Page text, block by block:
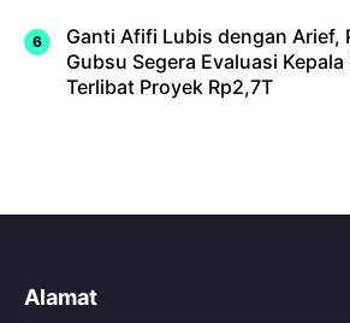
Ganti Afifi Lubis dengan Arief,
Gubsu Segera Evaluasi Kepala
Terlibat Proyek Rp2,7T
Alamat